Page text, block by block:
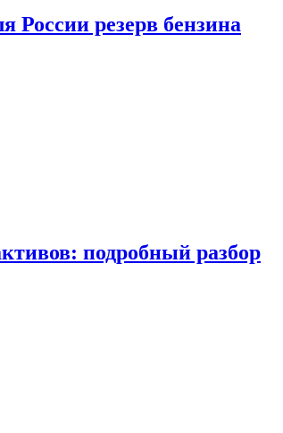
России резерв бензина
подробный разбор